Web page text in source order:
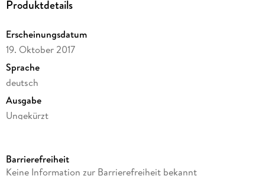
Produktdetails
Erscheinungsdatum
19. Oktober 2017
Sprache
deutsch
Ausgabe
Ungekürzt
Laufzeit
Barrierefreiheit
Keine Information zur Barrierefreiheit bekannt